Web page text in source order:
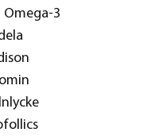
Omega-3